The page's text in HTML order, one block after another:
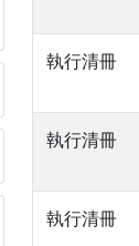
執行清冊
執行清冊
執行清冊